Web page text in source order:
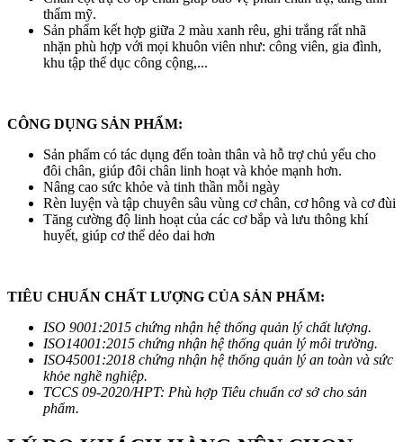
thẩm mỹ.
Sản phẩm kết hợp giữa 2 màu xanh rêu, ghi trắng rất nhã
nhặn phù hợp với mọi khuôn viên như: công viên, gia đình,
khu tập thể dục công cộng,...
CÔNG DỤNG SẢN PHẨM:
Sản phẩm có tác dụng đến toàn thân và hỗ trợ chủ yếu cho
đôi chân, giúp đôi chân linh hoạt và khỏe mạnh hơn.
Nâng cao sức khỏe và tinh thần mỗi ngày
Rèn luyện và tập chuyên sâu vùng cơ chân, cơ hông và cơ đùi
Tăng cường độ linh hoạt của các cơ bắp và lưu thông khí
huyết, giúp cơ thể dẻo dai hơn
TIÊU CHUẨN CHẤT LƯỢNG CỦA SẢN PHẨM:
ISO 9001:2015 chứng nhận hệ thống quản lý chất lượng.
ISO14001:2015 chứng nhận hệ thống quản lý môi trường.
ISO45001:2018 chứng nhận hệ thống quản lý an toàn và sức
khỏe nghề nghiệp.
TCCS 09-2020/HPT: Phù hợp Tiêu chuẩn cơ sở cho sản
phẩm.